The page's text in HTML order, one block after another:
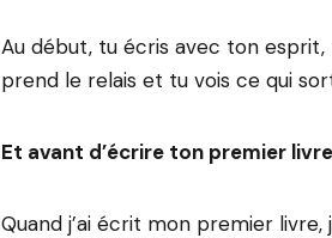
Au début, tu écris avec ton
prend le relais et tu vois ce qui
Et avant d’écrire ton premier
Quand j’ai écrit mon premier livre,